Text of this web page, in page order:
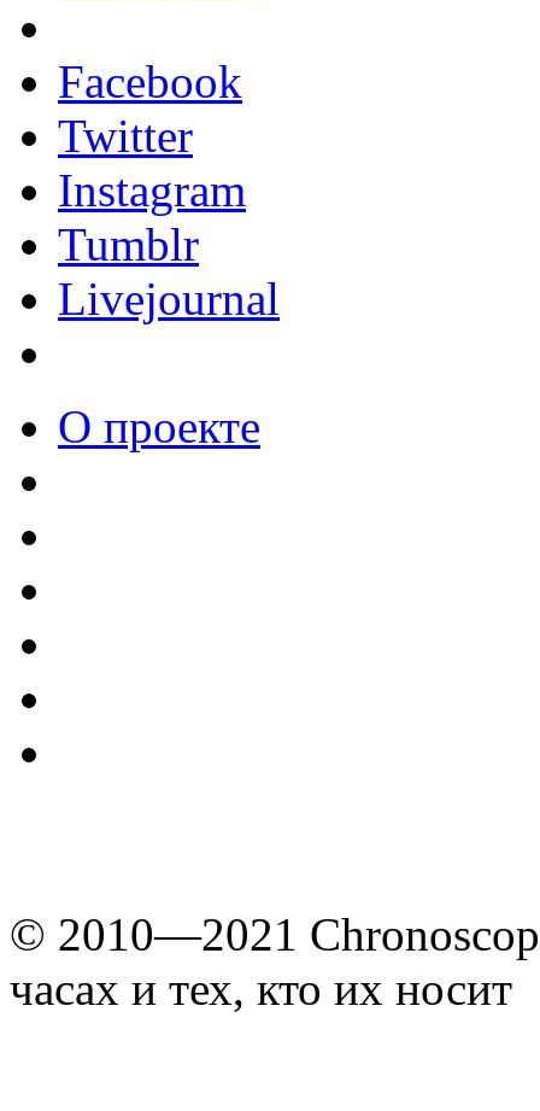
Facebook
Twitter
Instagram
Tumblr
Livejournal
О проекте
© 2010—2021
часах и тех, кто их носит